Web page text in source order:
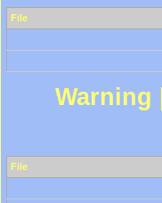
File
Warning
File